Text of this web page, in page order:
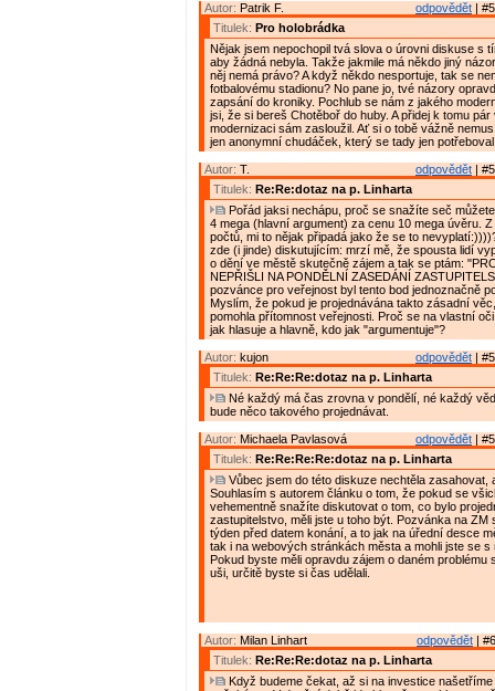
odpovědět |
Autor: Patrik F.
Titulek: Pro holobrádka
Nějak jsem nepochopil tvá slova o úrovni diskuse s
aby žádná nebyla. Takže jakmile má někdo jiný
něj nemá právo? A když někdo nesportuje, tak se
fotbalovému stadionu? No pane jo, tvé názory
zapsání do kroniky. Pochlub se nám z jakého
jsi, že si bereš Chotěboř do huby. A přidej k tomu
modernizaci sám zasloužil. Ať si o tobě vážně
jen anonymní chudáček, který se tady jen
odpovědět |
Autor: T.
Titulek: Re:Re:dotaz na p. Linharta
Pořád jaksi nechápu, proč se snažíte seč
4 mega (hlavní argument) za cenu 10 mega úvěru.
počtů, mi to nějak připadá jako že se to
zde (i jinde) diskutujícím: mrzí mě, že spousta lidí
o dění ve městě skutečně zájem a tak se ptám:
NEPŘIŠLI NA PONDĚLNÍ ZASEDÁNÍ
pozvánce pro veřejnost byl tento bod jednoznačně
Myslím, že pokud je projednávána takto zásadní
pomohla přítomnost veřejnosti. Proč se na vlastní
jak hlasuje a hlavně, kdo jak "argumentuje"?
odpovědět |
Autor: kujon
Titulek: Re:Re:Re:dotaz na p. Linharta
Né každý má čas zrovna v pondělí, né každý
bude něco takového projednávat.
odpovědět |
Autor: Michaela Pavlasová
Titulek: Re:Re:Re:Re:dotaz na p. Linharta
Vůbec jsem do této diskuze nechtěla zasahovat,
Souhlasím s autorem článku o tom, že pokud se
vehementně snažíte diskutovat o tom, co bylo
zastupitelstvo, měli jste u toho být. Pozvánka na ZM
týden před datem konání, a to jak na úřední desce
tak i na webových stránkách města a mohli jste se s
Pokud byste měli opravdu zájem o daném problému
uši, určitě byste si čas udělali.
odpovědět |
Autor: Milan Linhart
Titulek: Re:Re:Re:dotaz na p. Linharta
Když budeme čekat, až si na investice